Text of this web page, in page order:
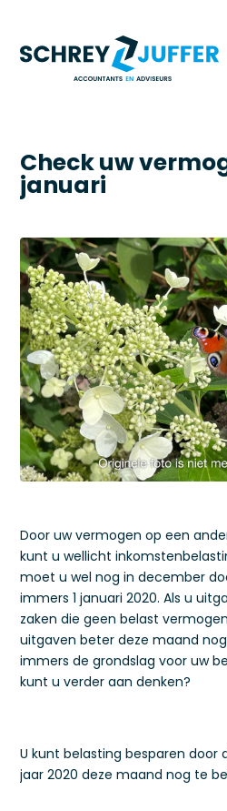
Check uw
januari
Door uw vermogen op een
kunt u wellicht
moet u wel nog in december
immers 1 januari 2020. Als u
zaken die geen belast
uitgaven beter deze maand
immers de grondslag voor uw
kunt u verder aan denken?
U kunt belasting besparen door
jaar 2020 deze maand nog te